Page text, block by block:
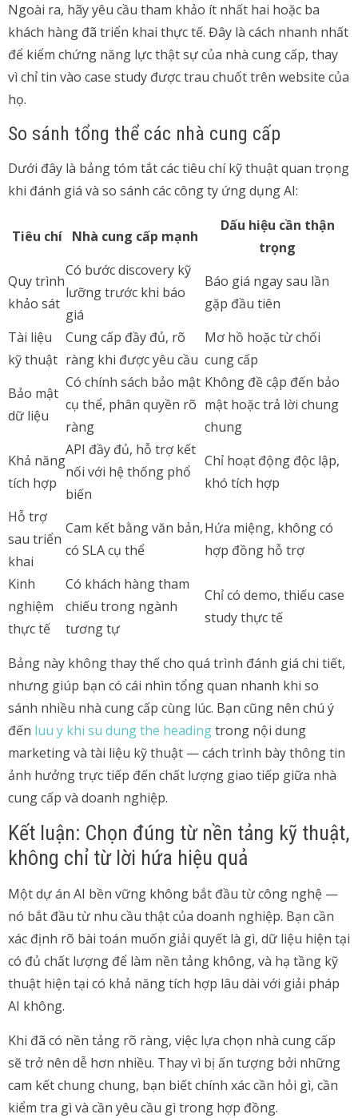
Ngoài ra, hãy yêu cầu tham khảo ít nhất hai hoặc ba
khách hàng đã triển khai thực tế. Đây là cách nhanh nhất
để kiểm chứng năng lực thật sự của nhà cung cấp, thay
vì chỉ tin vào case study được trau chuốt trên website của
họ.
So sánh tổng thể các nhà cung cấp
Dưới đây là bảng tóm tắt các tiêu chí kỹ thuật quan trọng
khi đánh giá và so sánh các công ty ứng dụng AI:
Tiêu chí Nhà cung cấp mạnh
Dấu hiệu cần thận
trọng
Quy trình
khảo sát
Có bước discovery kỹ
lưỡng trước khi báo
giá
Báo giá ngay sau lần
gặp đầu tiên
Tài liệu
kỹ thuật
Cung cấp đầy đủ, rõ
ràng khi được yêu cầu
Mơ hồ hoặc từ chối
cung cấp
Bảo mật
dữ liệu
Có chính sách bảo mật
cụ thể, phân quyền rõ
ràng
Không đề cập đến bảo
mật hoặc trả lời chung
chung
Khả năng
tích hợp
API đầy đủ, hỗ trợ kết
nối với hệ thống phổ
biến
Chỉ hoạt động độc lập,
khó tích hợp
Hỗ trợ
sau triển
khai
Cam kết bằng văn bản,
có SLA cụ thể
Hứa miệng, không có
hợp đồng hỗ trợ
Kinh
nghiệm
thực tế
Có khách hàng tham
chiếu trong ngành
tương tự
Chỉ có demo, thiếu case
study thực tế
Bảng này không thay thế cho quá trình đánh giá chi tiết,
nhưng giúp bạn có cái nhìn tổng quan nhanh khi so
sánh nhiều nhà cung cấp cùng lúc. Bạn cũng nên chú ý
đến luu y khi su dung the headingtrong nội dung
marketing và tài liệu kỹ thuật — cách trình bày thông tin
ảnh hưởng trực tiếp đến chất lượng giao tiếp giữa nhà
cung cấp và doanh nghiệp.
Kết luận: Chọn đúng từ nền tảng kỹ thuật,
không chỉ từ lời hứa hiệu quả
Một dự án AI bền vững không bắt đầu từ công nghệ —
nó bắt đầu từ nhu cầu thật của doanh nghiệp. Bạn cần
xác định rõ bài toán muốn giải quyết là gì, dữ liệu hiện tại
có đủ chất lượng để làm nền tảng không, và hạ tầng kỹ
thuật hiện tại có khả năng tích hợp lâu dài với giải pháp
AI không.
Khi đã có nền tảng rõ ràng, việc lựa chọn nhà cung cấp
sẽ trở nên dễ hơn nhiều. Thay vì bị ấn tượng bởi những
cam kết chung chung, bạn biết chính xác cần hỏi gì, cần
kiểm tra gì và cần yêu cầu gì trong hợp đồng.